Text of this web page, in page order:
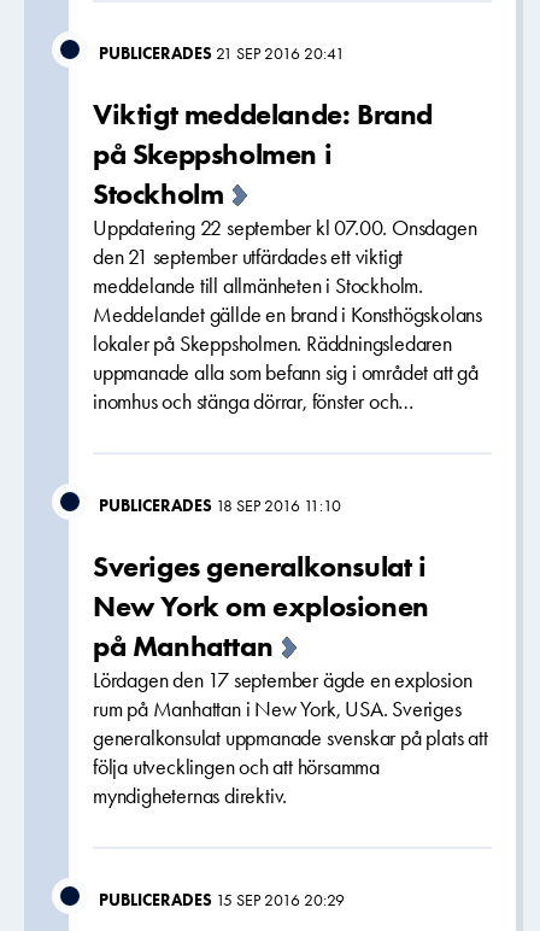
PUBLICERADES 21 SEP 2016 20:41
Viktigt meddelande: Brand
på Skeppsholmen i
Stockholm
Uppdatering 22 september kl 07.00. Onsdagen
den 21 september utfärdades ett viktigt
meddelande till allmänheten i Stockholm.
Meddelandet gällde en brand i Konsthögskolans
lokaler på Skeppsholmen. Räddningsledaren
uppmanade alla som befann sig i området att gå
inomhus och stänga dörrar, fönster och…
PUBLICERADES 18 SEP 2016 11:10
Sveriges generalkonsulat i
New York om explosionen
på Manhattan
Lördagen den 17 september ägde en explosion
rum på Manhattan i New York, USA. Sveriges
generalkonsulat uppmanade svenskar på plats att
följa utvecklingen och att hörsamma
myndigheternas direktiv.
PUBLICERADES 15 SEP 2016 20:29